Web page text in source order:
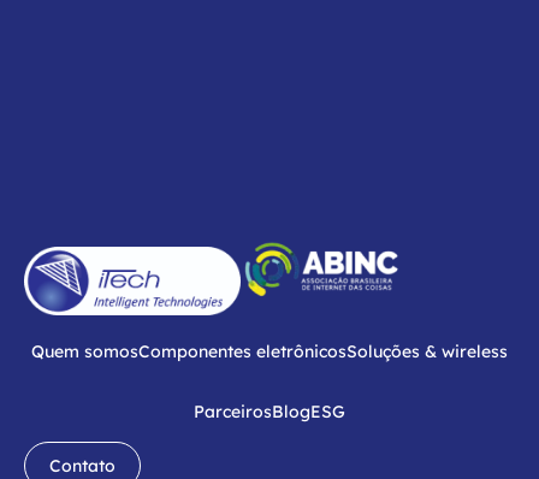
Quem somosComponentes eletrônicosSoluções & wireless
ParceirosBlogESG
Contato